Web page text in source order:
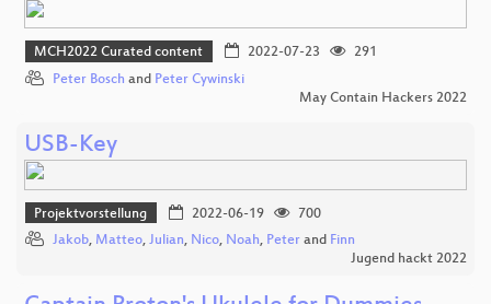
MCH2022 Curated content 2022-07-23
291
Peter Bosch and Peter Cywinski
May Contain Hackers 2022
USB-Key
Projektvorstellung 2022-06-19
700
Jakob, Matteo, Julian, Nico, Noah, Peter and Finn
Jugend hackt 2022